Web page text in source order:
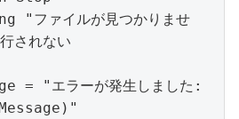
されない